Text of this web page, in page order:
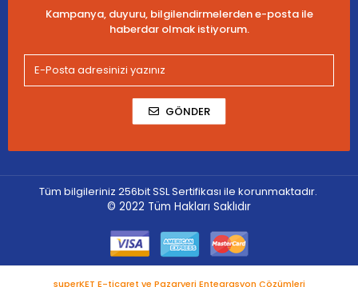
Kampanya, duyuru, bilgilendirmelerden e-posta ile
haberdar olmak istiyorum.
GÖNDER
Tüm bilgileriniz 256bit SSL Sertifikası ile korunmaktadır.
© 2022 Tüm Hakları Saklıdır
superKET E-ticaret ve Pazaryeri Entegrasyon Çözümleri